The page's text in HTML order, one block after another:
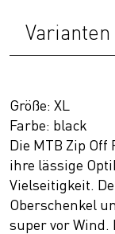
Größe: XL
Farbe: black
Die MTB Zip
ihre lässige
Vielseitigkeit.
Oberschenkel
super vor Wind.